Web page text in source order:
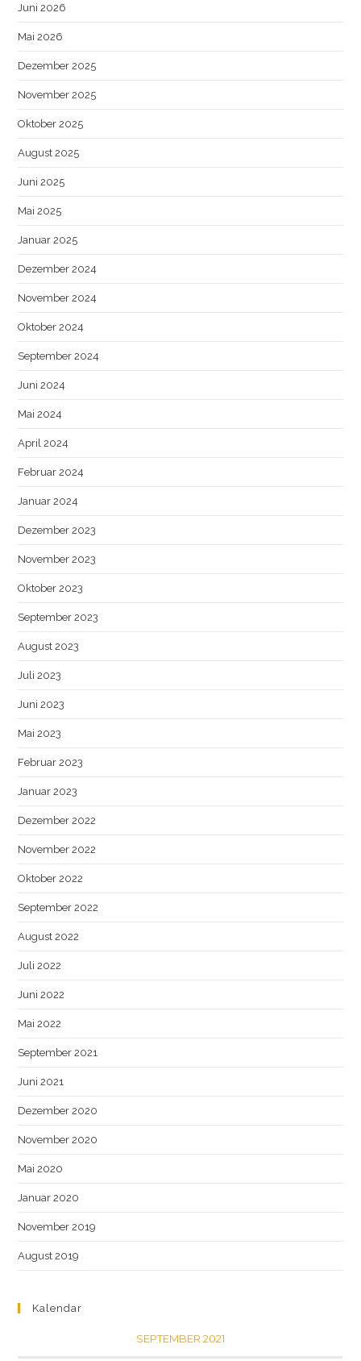
Juni 2026
Mai 2026
Dezember 2025
November 2025
Oktober 2025
August 2025
Juni 2025
Mai 2025
Januar 2025
Dezember 2024
November 2024
Oktober 2024
September 2024
Juni 2024
Mai 2024
April 2024
Februar 2024
Januar 2024
Dezember 2023
November 2023
Oktober 2023
September 2023
August 2023
Juli 2023
Juni 2023
Mai 2023
Februar 2023
Januar 2023
Dezember 2022
November 2022
Oktober 2022
September 2022
August 2022
Juli 2022
Juni 2022
Mai 2022
September 2021
Juni 2021
Dezember 2020
November 2020
Mai 2020
Januar 2020
November 2019
August 2019
Kalendar
SEPTEMBER 2021